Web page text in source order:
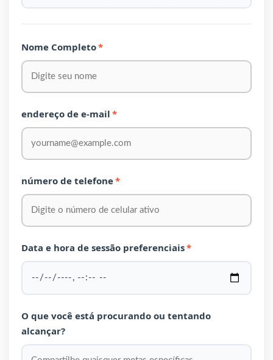
Nome Completo*
endereço de e-mail *
número de telefone*
Data e hora de sessão preferenciais*
O que você está procurando ou tentando
alcançar?